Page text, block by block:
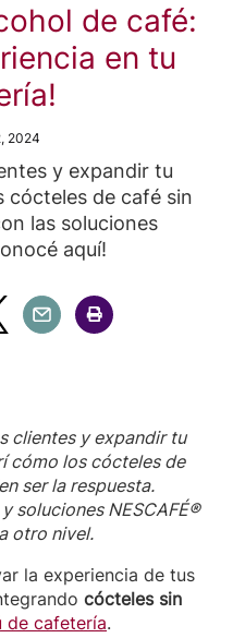
de café:
en tu
2024
y expandir tu
de café sin
las soluciones
aquí!
LinkedinTwitter
Compartir Email
Compartir Imprimir
clientes y expandir tu
cómo los cócteles de
ser la respuesta.
soluciones NESCAFÉ®
otro nivel.
la experiencia de tus
cócteles sin
de cafetería.